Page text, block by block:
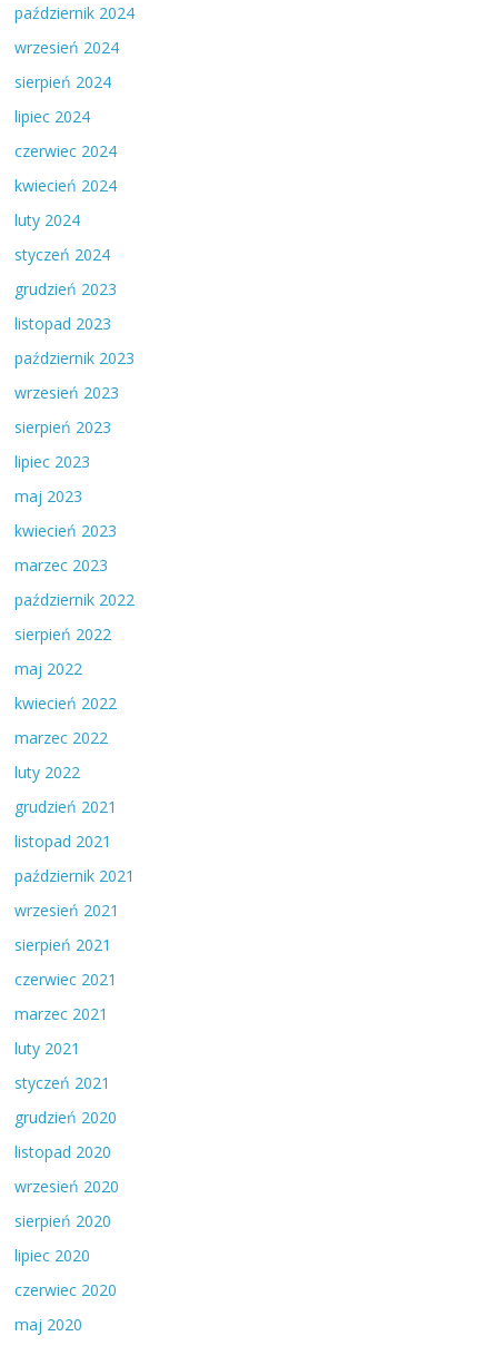
październik 2024
wrzesień 2024
sierpień 2024
lipiec 2024
czerwiec 2024
kwiecień 2024
luty 2024
styczeń 2024
grudzień 2023
listopad 2023
październik 2023
wrzesień 2023
sierpień 2023
lipiec 2023
maj 2023
kwiecień 2023
marzec 2023
październik 2022
sierpień 2022
maj 2022
kwiecień 2022
marzec 2022
luty 2022
grudzień 2021
listopad 2021
październik 2021
wrzesień 2021
sierpień 2021
czerwiec 2021
marzec 2021
luty 2021
styczeń 2021
grudzień 2020
listopad 2020
wrzesień 2020
sierpień 2020
lipiec 2020
czerwiec 2020
maj 2020